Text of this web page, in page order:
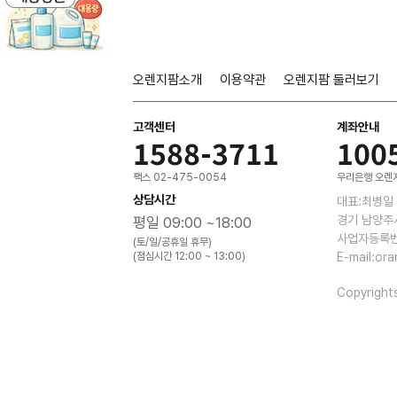
오렌지팜소개 이용약관 오렌지팜 둘러보기
고객센터
1588-3711
팩스 02-475-0054
상담시간
평일 09:00 ~18:00
(토/일/공휴일 휴무)
(점심시간 12:00 ~ 13:00)
계좌안내
우리은행 오렌
대표:최병
경기 남양
사업자등
E-